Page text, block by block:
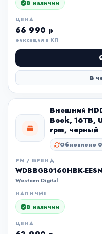
В наличии
ЦЕНА
66 990 р
фиксация в КП
В
Внешний
Book, 16TB,
rpm, черный
Обновлено
PN / БРЕНД
WDBBGB0160HBK-EESN
Western Digital
НАЛИЧИЕ
В наличии
ЦЕНА